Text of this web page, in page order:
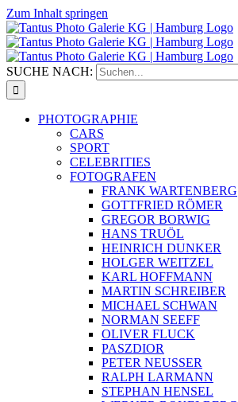
Zum Inhalt springen
SUCHE NACH:
PHOTOGRAPHIE
CARS
SPORT
CELEBRITIES
FOTOGRAFEN
FRANK WARTENBERG
GOTTFRIED RÖMER
GREGOR BORWIG
HANS TRUÖL
HEINRICH DUNKER
HOLGER WEITZEL
KARL HOFFMANN
MARTIN SCHREIBER
MICHAEL SCHWAN
NORMAN SEEFF
OLIVER FLUCK
PASZDIOR
PETER NEUSSER
RALPH LARMANN
STEPHAN HENSEL